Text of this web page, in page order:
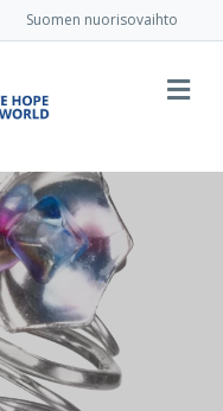
Suomen nuorisovaihto